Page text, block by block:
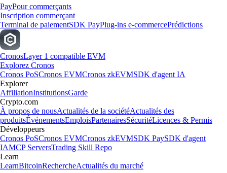
PayPour commerçants
Inscription commerçant
Terminal de paiementSDK PayPlug-ins e-commercePrédictions
CronosLayer 1 compatible EVM
Explorez Cronos
Cronos PoSCronos EVMCronos zkEVMSDK d'agent IA
Explorer
AffiliationInstitutionsGarde
Crypto.com
À propos de nousActualités de la sociétéActualités des
produitsÉvénementsEmploisPartenairesSécuritéLicences & Permis
Développeurs
Cronos PoSCronos EVMCronos zkEVMSDK PaySDK d'agent
IAMCP ServersTrading Skill Repo
Learn
LearnBitcoinRechercheActualités du marché